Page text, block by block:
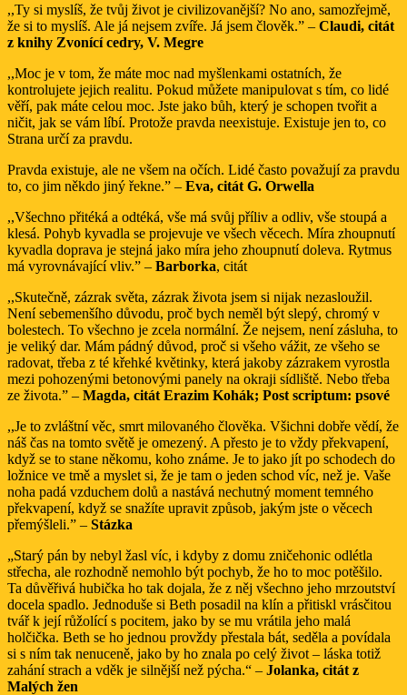
,,Ty si myslíš, že tvůj život je civilizovanější? No ano, samozřejmě,
že si to myslíš. Ale já nejsem zvíře. Já jsem člověk.” – Claudi, citát
z knihy Zvonící cedry, V. Megre
,,Moc je v tom, že máte moc nad myšlenkami ostatních, že
kontrolujete jejich realitu. Pokud můžete manipulovat s tím, co lidé
věří, pak máte celou moc. Jste jako bůh, který je schopen tvořit a
ničit, jak se vám líbí. Protože pravda neexistuje. Existuje jen to, co
Strana určí za pravdu.
Pravda existuje, ale ne všem na očích. Lidé často považují za pravdu
to, co jim někdo jiný řekne.” – Eva, citát G. Orwella
,,Všechno přitéká a odtéká, vše má svůj příliv a odliv, vše stoupá a
klesá. Pohyb kyvadla se projevuje ve všech věcech. Míra zhoupnutí
kyvadla doprava je stejná jako míra jeho zhoupnutí doleva. Rytmus
má vyrovnávající vliv.” – Barborka, citát
,,Skutečně, zázrak světa, zázrak života jsem si nijak nezasloužil.
Není sebemenšího důvodu, proč bych neměl být slepý, chromý v
bolestech. To všechno je zcela normální. Že nejsem, není zásluha, to
je veliký dar. Mám pádný důvod, proč si všeho vážit, ze všeho se
radovat, třeba z té křehké květinky, která jakoby zázrakem vyrostla
mezi pohozenými betonovými panely na okraji sídliště. Nebo třeba
ze života.” – Magda, citát Erazim Kohák; Post scriptum: psové
,,Je to zvláštní věc, smrt milovaného člověka. Všichni dobře vědí, že
náš čas na tomto světě je omezený. A přesto je to vždy překvapení,
když se to stane někomu, koho známe. Je to jako jít po schodech do
ložnice ve tmě a myslet si, že je tam o jeden schod víc, než je. Vaše
noha padá vzduchem dolů a nastává nechutný moment temného
překvapení, když se snažíte upravit způsob, jakým jste o věcech
přemýšleli.” – Stázka
„Starý pán by nebyl žasl víc, i kdyby z domu zničehonic odlétla
střecha, ale rozhodně nemohlo být pochyb, že ho to moc potěšilo.
Ta důvěřivá hubička ho tak dojala, že z něj všechno jeho mrzoutství
docela spadlo. Jednoduše si Beth posadil na klín a přitiskl vrásčitou
tvář k její růžolící s pocitem, jako by se mu vrátila jeho malá
holčička. Beth se ho jednou provždy přestala bát, seděla a povídala
si s ním tak nenuceně, jako by ho znala po celý život – láska totiž
zahání strach a vděk je silnější než pýcha.“ – Jolanka, citát z
Malých žen